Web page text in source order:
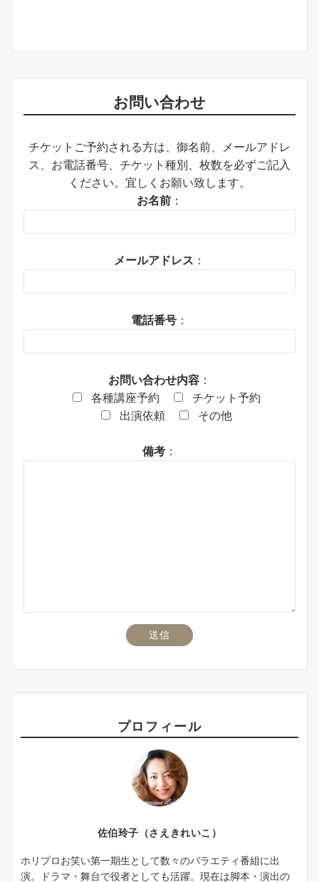
お問い合わせ
チケットご予約される方は、御名前、メールアドレ
ス、お電話番号、チケット種別、枚数を必ずご記入
ください。宜しくお願い致します。
お名前 ：
メールアドレス ：
電話番号 ：
お問い合わせ内容 ：
各種講座予約
チケット予約
出演依頼
その他
備考 ：
プロフィール
佐伯玲子（さえきれいこ）
ホリプロお笑い第一期生として数々のバラエティ番組に出
演。ドラマ・舞台で役者としても活躍。現在は脚本・演出の